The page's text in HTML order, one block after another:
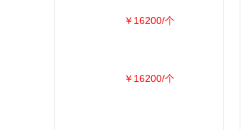
￥16200/个
￥16200/个